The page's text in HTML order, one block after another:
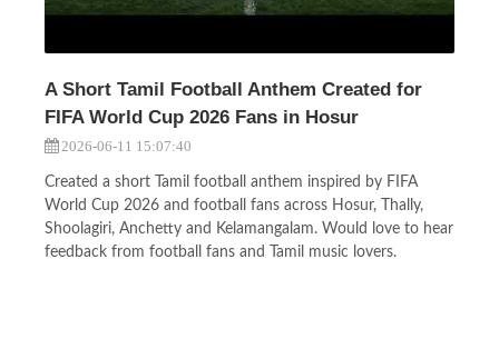
A Short Tamil Football Anthem Created for
FIFA World Cup 2026 Fans in Hosur
2026-06-11 15:07:40
Created a short Tamil football anthem inspired by FIFA
World Cup 2026 and football fans across Hosur, Thally,
Shoolagiri, Anchetty and Kelamangalam. Would love to hear
feedback from football fans and Tamil music lovers.